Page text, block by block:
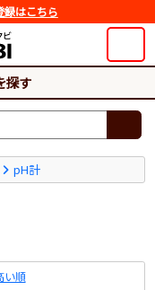
録はこちら
探す
pH計
い順